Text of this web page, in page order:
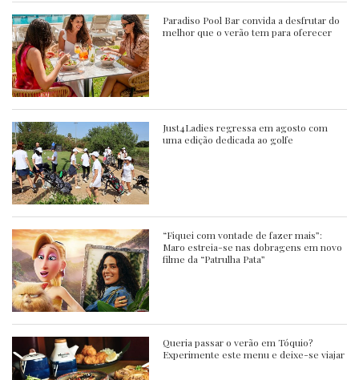
Paradiso Pool Bar convida a desfrutar do
melhor que o verão tem para oferecer
Just4Ladies regressa em agosto com
uma edição dedicada ao golfe
“Fiquei com vontade de fazer mais”:
Maro estreia-se nas dobragens em novo
filme da “Patrulha Pata”
Queria passar o verão em Tóquio?
Experimente este menu e deixe-se viajar